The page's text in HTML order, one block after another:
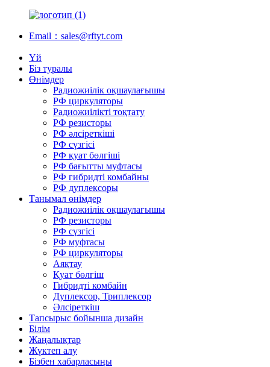
Email：sales@rftyt.com
Үй
Біз туралы
Өнімдер
Радиожиілік оқшаулағышы
РФ циркуляторы
Радиожиілікті тоқтату
РФ резисторы
РФ әлсіреткіші
РФ сүзгісі
РФ қуат бөлгіші
РФ бағытты муфтасы
РФ гибридті комбайны
РФ дуплексоры
Танымал өнімдер
Радиожиілік оқшаулағышы
РФ резисторы
РФ сүзгісі
РФ муфтасы
РФ циркуляторы
Аяқтау
Қуат бөлгіш
Гибридті комбайн
Дуплексор, Триплексор
Әлсіреткіш
Тапсырыс бойынша дизайн
Білім
Жаңалықтар
Жүктеп алу
Бізбен хабарласыңы